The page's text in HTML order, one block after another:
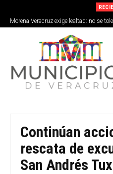
Morena Veracruz exige lealtad: no se
de
Continúan
rescata de
San Andrés